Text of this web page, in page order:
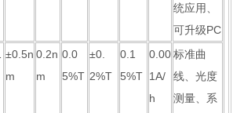
统应用、
可升级PC
±0.5n
m
0.2n
m
0.0
5%T
±0.
2%T
0.1
5%T
0.00
1A/
h
标准曲
线、光度
测量、系